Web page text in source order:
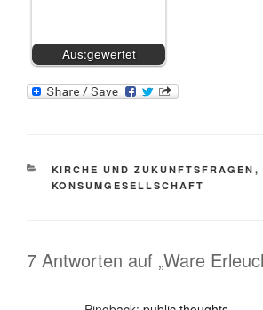
Aus:gewertet
KATEGORIEN
KIRCHE UND ZUKUNFTSFRAGEN ,
KONSUMGESELLSCHAFT
7 Antworten auf „Ware